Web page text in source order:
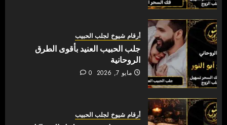
أرقام شيوخ لجلب الحبيب
جلب الحبيب العنيد بأقوى الطرق
الروحانية
مايو 7, 2026 0
أرقام شيوخ لجلب الحبيب